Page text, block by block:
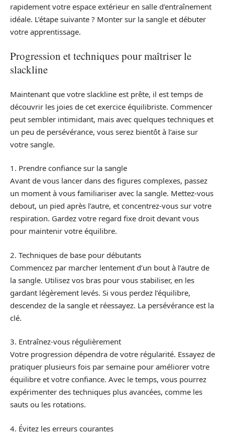
rapidement votre espace extérieur en salle d’entraînement
idéale. L’étape suivante ? Monter sur la sangle et débuter
votre apprentissage.
Progression et techniques pour maîtriser le
slackline
Maintenant que votre slackline est prête, il est temps de
découvrir les joies de cet exercice équilibriste. Commencer
peut sembler intimidant, mais avec quelques techniques et
un peu de persévérance, vous serez bientôt à l’aise sur
votre sangle.
1. Prendre confiance sur la sangle
Avant de vous lancer dans des figures complexes, passez
un moment à vous familiariser avec la sangle. Mettez-vous
debout, un pied après l’autre, et concentrez-vous sur votre
respiration. Gardez votre regard fixe droit devant vous
pour maintenir votre équilibre.
2. Techniques de base pour débutants
Commencez par marcher lentement d’un bout à l’autre de
la sangle. Utilisez vos bras pour vous stabiliser, en les
gardant légèrement levés. Si vous perdez l’équilibre,
descendez de la sangle et réessayez. La persévérance est la
clé.
3. Entraînez-vous régulièrement
Votre progression dépendra de votre régularité. Essayez de
pratiquer plusieurs fois par semaine pour améliorer votre
équilibre et votre confiance. Avec le temps, vous pourrez
expérimenter des techniques plus avancées, comme les
sauts ou les rotations.
4. Évitez les erreurs courantes